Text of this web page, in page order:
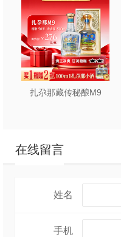
公司
取”的
技术
司全
扎尕那藏传秘酿M9
在线留言
姓名
手机